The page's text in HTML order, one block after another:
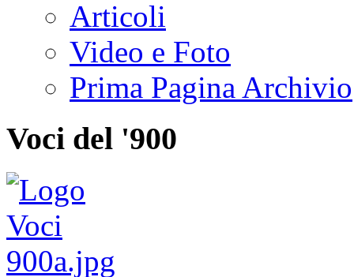
Articoli
Video e Foto
Prima Pagina Archivio
Voci del '900